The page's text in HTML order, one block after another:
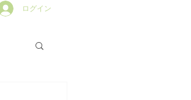
ログイン